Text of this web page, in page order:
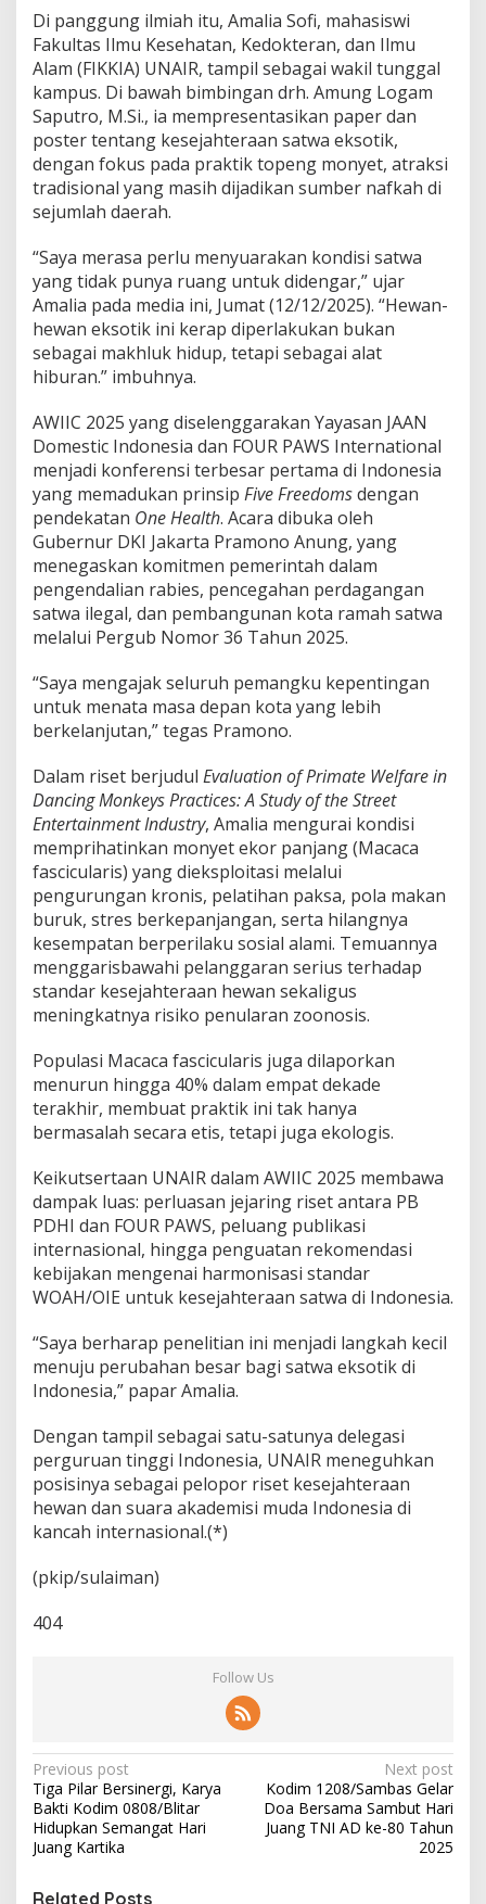
I
K
K
I
S
o
r
o
r
a
k
k
T
p
e
n
g
M
o
n
y
e
t
Di panggung ilmiah itu, Amalia Sofi, mahasiswi
Fakultas Ilmu Kesehatan, Kedokteran, dan Ilmu
Alam (FIKKIA) UNAIR, tampil sebagai wakil tunggal
kampus. Di bawah bimbingan drh. Amung Logam
Saputro, M.Si., ia mempresentasikan paper dan
poster tentang kesejahteraan satwa eksotik,
dengan fokus pada praktik topeng monyet, atraksi
tradisional yang masih dijadikan sumber nafkah di
sejumlah daerah.
“Saya merasa perlu menyuarakan kondisi satwa
yang tidak punya ruang untuk didengar,” ujar
Amalia pada media ini, Jumat (12/12/2025). “Hewan-
hewan eksotik ini kerap diperlakukan bukan
sebagai makhluk hidup, tetapi sebagai alat
hiburan.” imbuhnya.
AWIIC 2025 yang diselenggarakan Yayasan JAAN
Domestic Indonesia dan FOUR PAWS International
menjadi konferensi terbesar pertama di Indonesia
yang memadukan prinsip Five Freedomsdengan
pendekatan One Health. Acara dibuka oleh
Gubernur DKI Jakarta Pramono Anung, yang
menegaskan komitmen pemerintah dalam
pengendalian rabies, pencegahan perdagangan
satwa ilegal, dan pembangunan kota ramah satwa
melalui Pergub Nomor 36 Tahun 2025.
“Saya mengajak seluruh pemangku kepentingan
untuk menata masa depan kota yang lebih
berkelanjutan,” tegas Pramono.
Dalam riset berjudul Evaluation of Primate Welfare in
Dancing Monkeys Practices: A Study of the Street
Entertainment Industry, Amalia mengurai kondisi
memprihatinkan monyet ekor panjang (Macaca
fascicularis) yang dieksploitasi melalui
pengurungan kronis, pelatihan paksa, pola makan
buruk, stres berkepanjangan, serta hilangnya
kesempatan berperilaku sosial alami. Temuannya
menggarisbawahi pelanggaran serius terhadap
standar kesejahteraan hewan sekaligus
meningkatnya risiko penularan zoonosis.
Populasi Macaca fascicularis juga dilaporkan
menurun hingga 40% dalam empat dekade
terakhir, membuat praktik ini tak hanya
bermasalah secara etis, tetapi juga ekologis.
Keikutsertaan UNAIR dalam AWIIC 2025 membawa
dampak luas: perluasan jejaring riset antara PB
PDHI dan FOUR PAWS, peluang publikasi
internasional, hingga penguatan rekomendasi
kebijakan mengenai harmonisasi standar
WOAH/OIE untuk kesejahteraan satwa di Indonesia.
“Saya berharap penelitian ini menjadi langkah kecil
menuju perubahan besar bagi satwa eksotik di
Indonesia,” papar Amalia.
Dengan tampil sebagai satu-satunya delegasi
perguruan tinggi Indonesia, UNAIR meneguhkan
posisinya sebagai pelopor riset kesejahteraan
hewan dan suara akademisi muda Indonesia di
kancah internasional.(*)
(pkip/sulaiman)
404
Follow Us
P
o
s
t
n
Previous post
Tiga Pilar Bersinergi, Karya
Bakti Kodim 0808/Blitar
Hidupkan Semangat Hari
Juang Kartika
Next post
Kodim 1208/Sambas Gelar
Doa Bersama Sambut Hari
Juang TNI AD ke-80 Tahun
2025
Related Posts